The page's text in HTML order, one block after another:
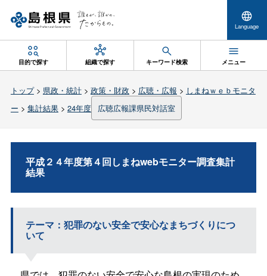
Language
目的で探す 組織で探す キーワード検索 メニュー
トップ> 県政・統計> 政策・財政 > 広聴・広報 > しまねｗｅｂモニタ
ー > 集計結果> 24年度 広聴広報課県民対話室
平成２４年度第４回しまねwebモニター調査集計
結果
テーマ：犯罪のない安全で安心なまちづくりにつ
いて